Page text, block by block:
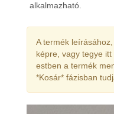
alkalmazható.
A termék
képre, vagy tegye
estben a termék
*Kosár* fázisban